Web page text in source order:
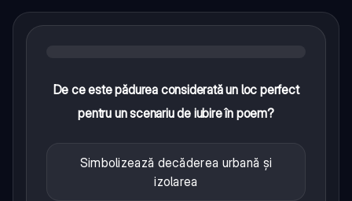
De ce este pădurea considerată un loc perfect
pentru un scenariu de iubire în poem?
Simbolizează decăderea urbană și
izolarea